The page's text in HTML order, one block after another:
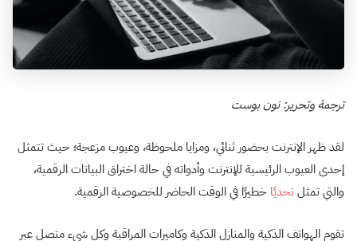
ترجمة وتحرير: نون بوست
لقد ظهر الإنترنت بحضور ثنائي، ومزايا ملحوظة، وعيوب مزعجة؛ حيث تتمثل
إحدى العيوب الرئيسية للإنترنت وأدواته في حالة اختراق البيانات الرقمية،
والتي تمثلتحديًا خطيرًا في الوقت الحاضر للخصوصية الرقمية.
تقوم الهواتف الذكية والمنازل الذكية وكاميرات المراقبة وكل شيء متصل عبر